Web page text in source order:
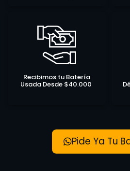
Recibimos tu Batería
Usada Desde $40.000
Pide Ya Tu